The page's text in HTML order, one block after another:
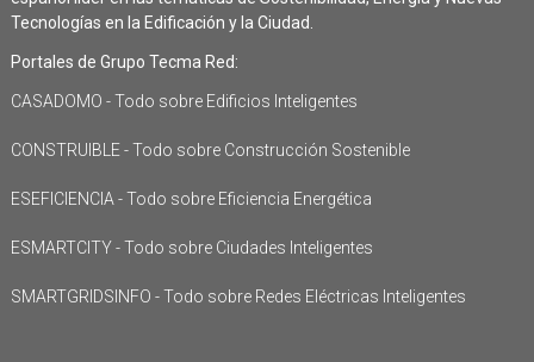
Tecnologías en la Edificación y la Ciudad.
Portales de Grupo Tecma Red:
CASADOMO - Todo sobre Edificios Inteligentes
CONSTRUIBLE - Todo sobre Construcción Sostenible
ESEFICIENCIA - Todo sobre Eficiencia Energética
ESMARTCITY - Todo sobre Ciudades Inteligentes
SMARTGRIDSINFO - Todo sobre Redes Eléctricas Inteligentes